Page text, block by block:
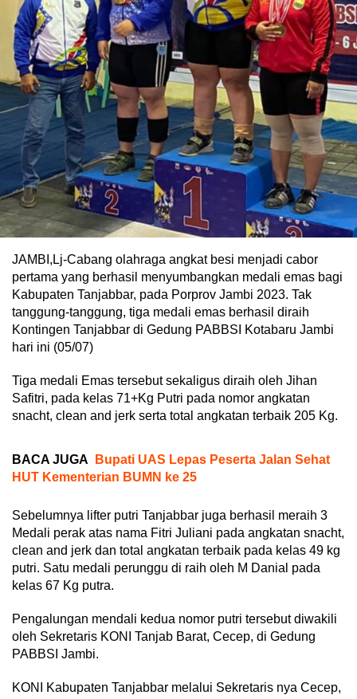
JAMBI,Lj-Cabang olahraga angkat besi menjadi cabor
pertama yang berhasil menyumbangkan medali emas bagi
Kabupaten Tanjabbar, pada Porprov Jambi 2023. Tak
tanggung-tanggung, tiga medali emas berhasil diraih
Kontingen Tanjabbar di Gedung PABBSI Kotabaru Jambi
hari ini (05/07)
Tiga medali Emas tersebut sekaligus diraih oleh Jihan
Safitri, pada kelas 71+Kg Putri pada nomor angkatan
snacht, clean and jerk serta total angkatan terbaik 205 Kg.
BACA JUGA
Bupati UAS Lepas Peserta Jalan Sehat
HUT Kementerian BUMN ke 25
Sebelumnya lifter putri Tanjabbar juga berhasil meraih 3
Medali perak atas nama Fitri Juliani pada angkatan snacht,
clean and jerk dan total angkatan terbaik pada kelas 49 kg
putri. Satu medali perunggu di raih oleh M Danial pada
kelas 67 Kg putra.
Pengalungan mendali kedua nomor putri tersebut diwakili
oleh Sekretaris KONI Tanjab Barat, Cecep, di Gedung
PABBSI Jambi.
KONI Kabupaten Tanjabbar melalui Sekretaris nya Cecep,